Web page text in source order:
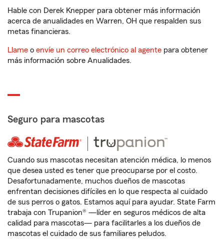
Hable con Derek Knepper para obtener más información
acerca de anualidades en Warren, OH que respalden sus
metas financieras.
Llame o envíe un correo electrónico al agente para obtener
más información sobre Anualidades.
Seguro para mascotas
Cuando sus mascotas necesitan atención médica, lo menos
que desea usted es tener que preocuparse por el costo.
Desafortunadamente, muchos dueños de mascotas
enfrentan decisiones difíciles en lo que respecta al cuidado
de sus perros o gatos. Estamos aquí para ayudar. State Farm
trabaja con Trupanion® —líder en seguros médicos de alta
calidad para mascotas— para facilitarles a los dueños de
mascotas el cuidado de sus familiares peludos.